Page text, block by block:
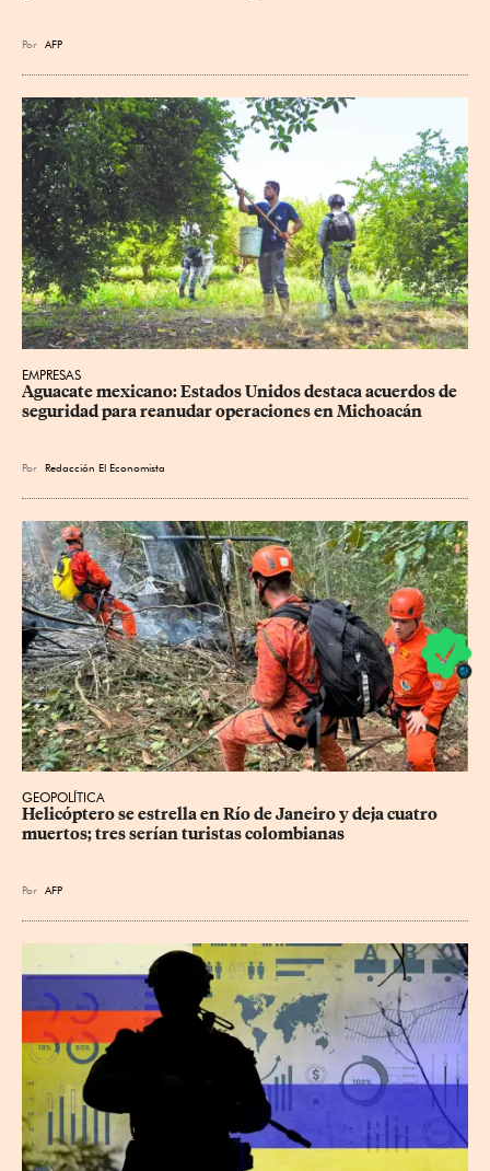
Por AFP
EMPRESAS
Aguacate mexicano: Estados Unidos destaca acuerdos de
seguridad para reanudar operaciones en Michoacán
Por Redacción El Economista
GEOPOLÍTICA
Helicóptero se estrella en Río de Janeiro y deja cuatro
muertos; tres serían turistas colombianas
Por AFP